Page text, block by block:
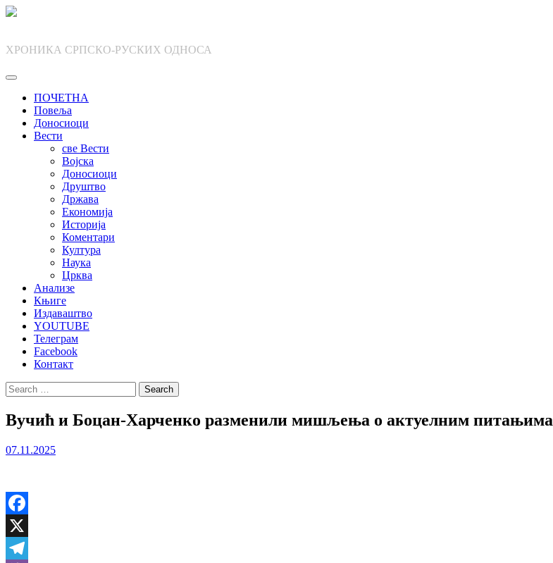
Skip
ХРОНИКА СРПСКО-РУСКИХ ОДНОСА
ПОЧЕТНА
Повеља
Доносиоци
Вести
све Вести
Војска
Доносиоци
Друштво
Држава
Економија
Историја
Коментари
Култура
Наука
Црква
Анализе
Књиге
Издаваштво
YOUTUBE
Телеграм
Facebook
Контакт
Search
for:
Вучић и Боцан-Харченко разменили мишљења о актуелним питањима
07.11.2025
Facebook
X